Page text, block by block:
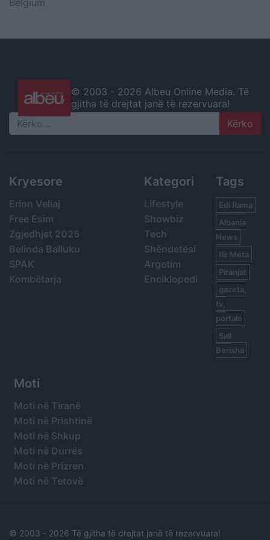
© 2003 - 2026 Albeu Online Media. Të
gjitha të drejtat janë të rezervuara!
Search
Kryesore
Erion Veliaj
Free Esim
Zgjedhjet 2025
Belinda Balluku
SPAK
Kombëtarja
Kategori
Lifestyle
Showbiz
Tech
Shëndetësi
Argetim
Enciklopedi
Tags
Edi Rama
Albania
News
Ilir Meta
Piranjat
gazeta,
tv,
portale
Sali
Berisha
Moti
Moti në Tiranë
Moti në Prishtinë
Moti në Shkup
Moti në Durrës
Moti në Prizren
Moti në Tetovë
© 2003 - 2026 Të gjitha të drejtat janë të rezervuara!